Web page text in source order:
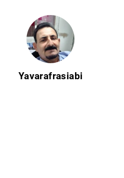
Yavarafrasiabi